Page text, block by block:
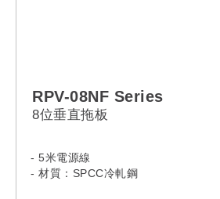
RPV-08NF Series
8位垂直拖板
- 5米電源線
- 材質：SPCC冷軋鋼